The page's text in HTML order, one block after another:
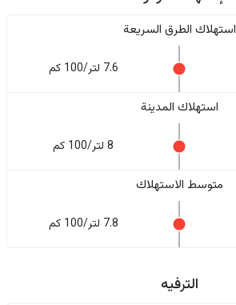
استهلاك الطرق السريعة
7.6 لتر/100 كم
استهلاك المدينة
8 لتر/100 كم
متوسط الاستهلاك
7.8 لتر/100 كم
الترفيه